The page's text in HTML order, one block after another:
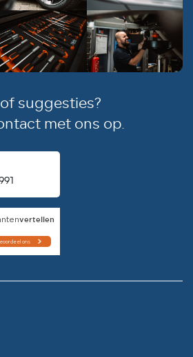
Over ons
Contact
suggesties?
met ons op.